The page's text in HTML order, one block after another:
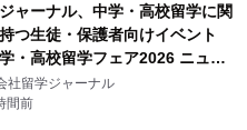
ャーナル、中学・高校留学に関
つ生徒・保護者向けイベント
学・高校留学フェア2026 ニュー
ンド＆オーストラリア」を
)に開催
社留学ジャーナル
間前